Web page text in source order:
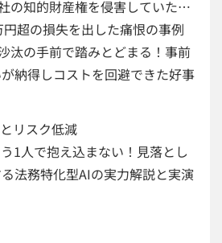
の知的財産権を侵害していた…
超の損失を出した痛恨の事例
汰の手前で踏みとどまる！事前
納得しコストを回避できた好事
リスク低減
1人で抱え込まない！見落とし
法務特化型AIの実力解説と実演